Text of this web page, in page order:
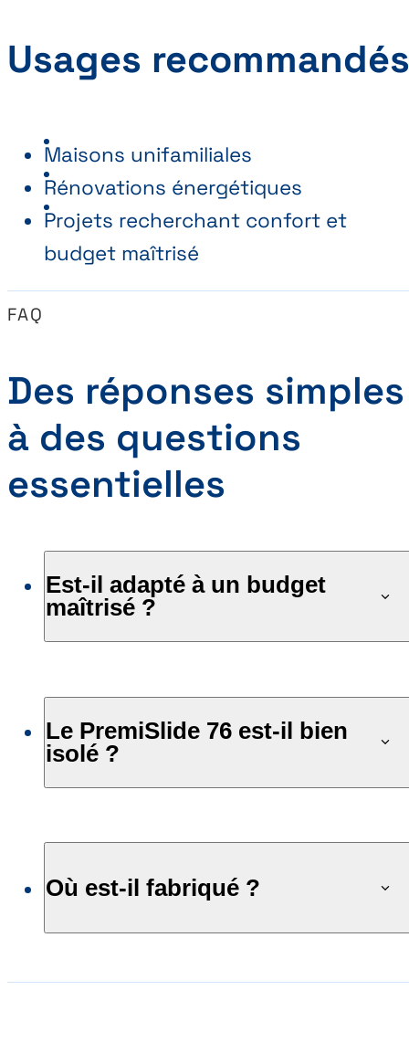
Usages recommandés
Maisons unifamiliales
Rénovations énergétiques
Projets recherchant confort et
budget maîtrisé
FAQ
Des réponses simples
à des questions
essentielles
Est-il adapté à un budget
maîtrisé ?
Le PremiSlide 76 est-il bien
isolé ?
Où est-il fabriqué ?